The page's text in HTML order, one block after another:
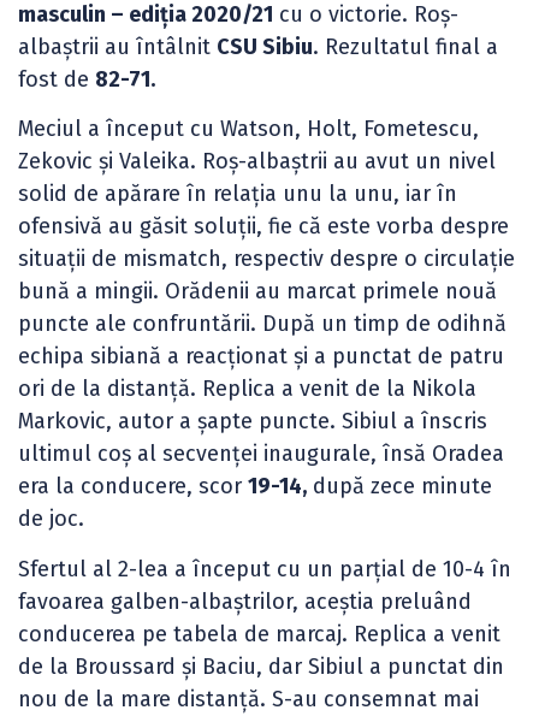
masculin – ediția 2020/21 cu o victorie. Roș-
albaștrii au întâlnit CSU Sibiu. Rezultatul final a
fost de 82-71.
Meciul a început cu Watson, Holt, Fometescu,
Zekovic și Valeika. Roș-albaștrii au avut un nivel
solid de apărare în relația unu la unu, iar în
ofensivă au găsit soluții, fie că este vorba despre
situații de mismatch, respectiv despre o circulație
bună a mingii. Orădenii au marcat primele nouă
puncte ale confruntării. După un timp de odihnă
echipa sibiană a reacționat și a punctat de patru
ori de la distanță. Replica a venit de la Nikola
Markovic, autor a șapte puncte. Sibiul a înscris
ultimul coș al secvenței inaugurale, însă Oradea
era la conducere, scor 19-14, după zece minute
de joc.
Sfertul al 2-lea a început cu un parțial de 10-4 în
favoarea galben-albaștrilor, aceștia preluând
conducerea pe tabela de marcaj. Replica a venit
de la Broussard și Baciu, dar Sibiul a punctat din
nou de la mare distanță. S-au consemnat mai